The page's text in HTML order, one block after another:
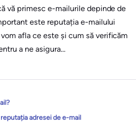
vă primesc e-mailurile depinde de
este reputația e-mailului
afla ce este și cum să verificăm
a ne asigura…
adresei de e-mail